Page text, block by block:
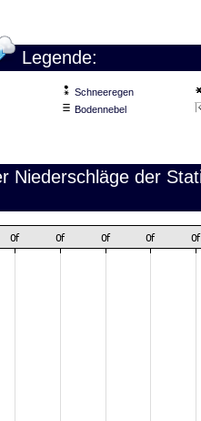
Legende:
Schneeregen
Bodennebel
Niederschläge der